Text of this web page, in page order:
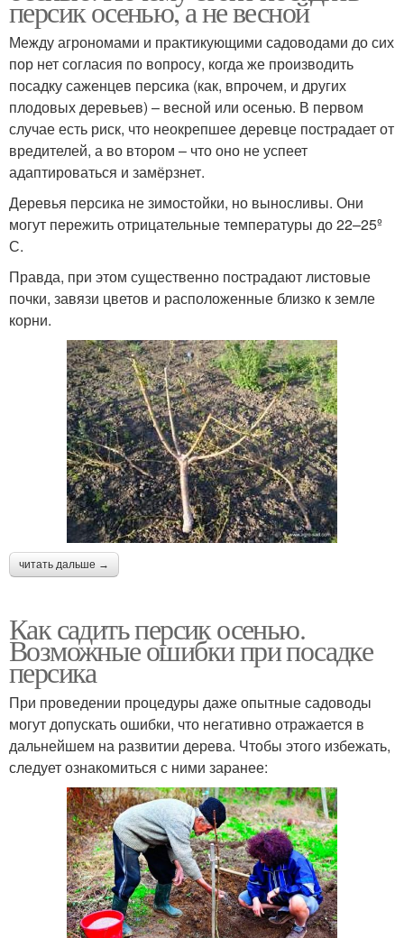
персик осенью, а не весной
Между агрономами и практикующими садоводами до сих
пор нет согласия по вопросу, когда же производить
посадку саженцев персика (как, впрочем, и других
плодовых деревьев) – весной или осенью. В первом
случае есть риск, что неокрепшее деревце пострадает от
вредителей, а во втором – что оно не успеет
адаптироваться и замёрзнет.
Деревья персика не зимостойки, но выносливы. Они
могут пережить отрицательные температуры до 22–25º
С.
Правда, при этом существенно пострадают листовые
почки, завязи цветов и расположенные близко к земле
корни.
читать дальше →
Как садить персик осенью.
Возможные ошибки при посадке
персика
При проведении процедуры даже опытные садоводы
могут допускать ошибки, что негативно отражается в
дальнейшем на развитии дерева. Чтобы этого избежать,
следует ознакомиться с ними заранее: